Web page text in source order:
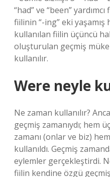
“had” ve “been”
fiilinin “-ing” eki yaşamış
kullanılan fiilin üçüncü
oluşturulan geçmiş
kullanılır.
Were neyle
Ne zaman kullanılır?
geçmiş zamanıydı; hem
zamanı (onlar ve biz)
kullanıldı. Geçmiş
eylemler gerçekleştirdi.
fiilin kendine özgü